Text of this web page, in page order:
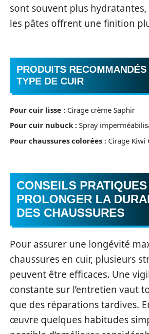
sont souvent plus
les pâtes offrent une finition
PRODUITS
TYPE DE CUIR
Pour cuir lisse : Cirage crème Saphir
Pour cuir nubuck : Spray
Pour chaussures colorées : Cirage Kiwi
CONSEILS
PROLONGER LA
DES CHAUSSURES
Pour assurer une longévité
chaussures en cuir, plusieurs
peuvent être efficaces. Une
constante sur l’entretien vaut
que des réparations tardives.
œuvre quelques habitudes